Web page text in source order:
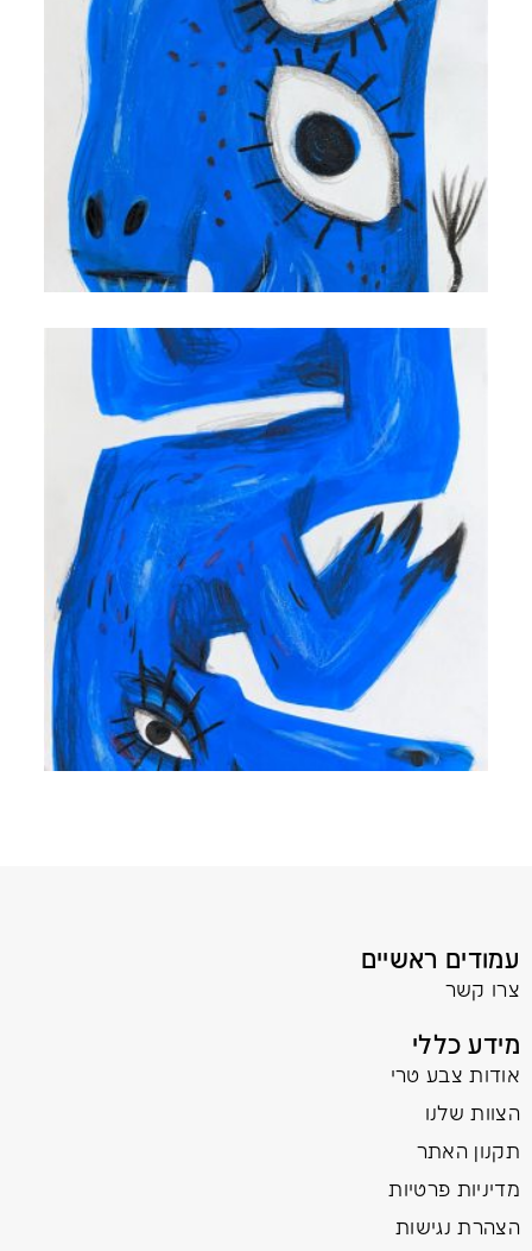
עמודים ראשיים
צרו קשר
מידע כללי
אודות צבע טרי
הצוות שלנו
תקנון האתר
מדיניות פרטיות
הצהרת נגישות